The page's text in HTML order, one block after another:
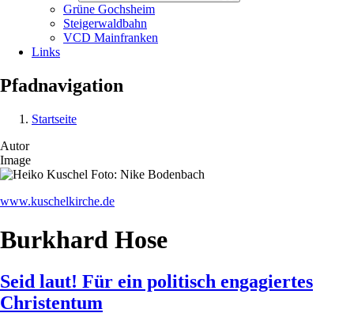
Grüne Gochsheim
Steigerwaldbahn
VCD Mainfranken
Links
Pfadnavigation
Startseite
Autor
Image
www.kuschelkirche.de
Burkhard Hose
Seid laut! Für ein politisch engagiertes
Christentum